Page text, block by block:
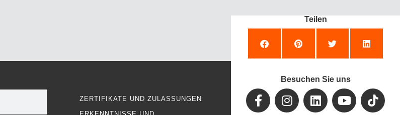
ZERTIFIKATE UND ZULASSUNGEN
Teilen
Besuchen Sie uns